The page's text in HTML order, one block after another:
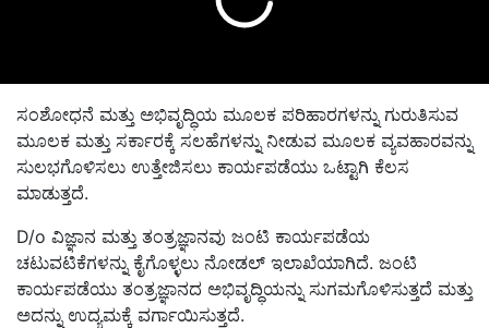
ಸಂಶೋಧನೆ ಮತ್ತು ಅಭಿವೃದ್ಧಿಯ ಮೂಲಕ ಪರಿಹಾರಗಳನ್ನು ಗುರುತಿಸುವ
ಮೂಲಕ ಮತ್ತು ಸರ್ಕಾರಕ್ಕೆ ಸಲಹೆಗಳನ್ನು ನೀಡುವ ಮೂಲಕ ವ್ಯವಹಾರವನ್ನು
ಸುಲಭಗೊಳಿಸಲು ಉತ್ತೇಜಿಸಲು ಕಾರ್ಯಪಡೆಯು ಒಟ್ಟಾಗಿ ಕೆಲಸ
ಮಾಡುತ್ತದೆ.
D/o ವಿಜ್ಞಾನ ಮತ್ತು ತಂತ್ರಜ್ಞಾನವು ಜಂಟಿ ಕಾರ್ಯಪಡೆಯ
ಚಟುವಟಿಕೆಗಳನ್ನು ಕೈಗೊಳ್ಳಲು ನೋಡಲ್ ಇಲಾಖೆಯಾಗಿದೆ. ಜಂಟಿ
ಕಾರ್ಯಪಡೆಯು ತಂತ್ರಜ್ಞಾನದ ಅಭಿವೃದ್ಧಿಯನ್ನು ಸುಗಮಗೊಳಿಸುತ್ತದೆ ಮತ್ತು
ಅದನ್ನು ಉದ್ಯಮಕ್ಕೆ ವರ್ಗಾಯಿಸುತ್ತದೆ.